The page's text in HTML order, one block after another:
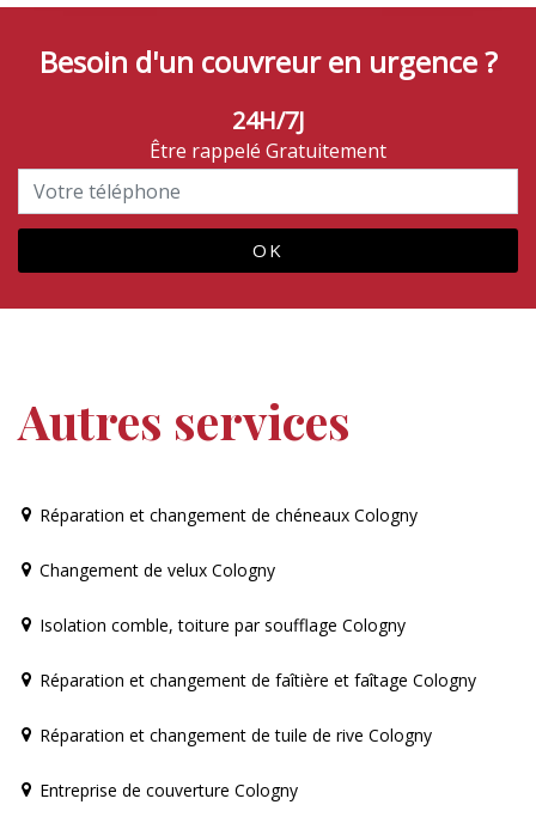
Besoin d'un couvreur en urgence ?
24H/7J
Être rappelé Gratuitement
Autres services
Réparation et changement de chéneaux Cologny
Changement de velux Cologny
Isolation comble, toiture par soufflage Cologny
Réparation et changement de faîtière et faîtage Cologny
Réparation et changement de tuile de rive Cologny
Entreprise de couverture Cologny